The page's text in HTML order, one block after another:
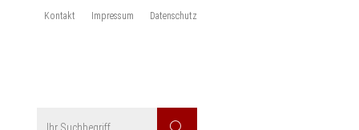
Kontakt Impressum Datenschutz